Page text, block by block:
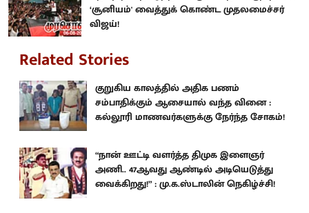
‘சூனியம்' வைத்துக் கொண்ட முதலமைச்சர்
விஜய்!
Related Stories
குறுகிய காலத்தில் அதிக பணம்
சம்பாதிக்கும் ஆசையால் வந்த வினை :
கல்லூரி மாணவர்களுக்கு நேர்ந்த சோகம்!
“நான் ஊட்டி வளர்த்த திமுக இளைஞர்
அணி.. 47ஆவது ஆண்டில் அடியெடுத்து
வைக்கிறது!” : மு.க.ஸ்டாலின் நெகிழ்ச்சி!